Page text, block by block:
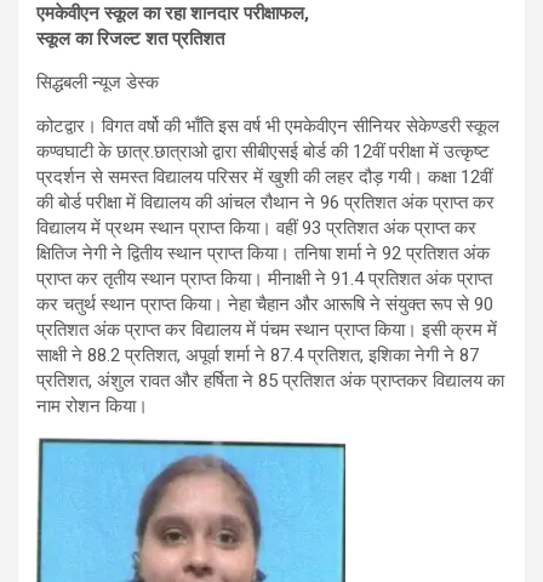
एमकेवीएन स्कूल का रहा शानदार परीक्षाफल,
स्कूल का रिजल्ट शत प्रतिशत
सिद्धबली न्यूज डेस्क
कोटद्वार। विगत वर्षो की भाँति इस वर्ष भी एमकेवीएन सीनियर सेकेण्डरी स्कूल
कण्वघाटी के छात्र.छात्राओ द्वारा सीबीएसई बोर्ड की 12वीं परीक्षा में उत्कृष्ट
प्रदर्शन से समस्त विद्यालय परिसर में खुशी की लहर दौड़ गयी। कक्षा 12वीं
की बोर्ड परीक्षा में विद्यालय की आंचल रौथान ने 96 प्रतिशत अंक प्राप्त कर
विद्यालय में प्रथम स्थान प्राप्त किया। वहीं 93 प्रतिशत अंक प्राप्त कर
क्षितिज नेगी ने द्वितीय स्थान प्राप्त किया। तनिषा शर्मा ने 92 प्रतिशत अंक
प्राप्त कर तृतीय स्थान प्राप्त किया। मीनाक्षी ने 91.4 प्रतिशत अंक प्राप्त
कर चतुर्थ स्थान प्राप्त किया। नेहा चैहान और आरूषि ने संयुक्त रूप से 90
प्रतिशत अंक प्राप्त कर विद्यालय में पंचम स्थान प्राप्त किया। इसी क्रम में
साक्षी ने 88.2 प्रतिशत, अपूर्वा शर्मा ने 87.4 प्रतिशत, इशिका नेगी ने 87
प्रतिशत, अंशुल रावत और हर्षिता ने 85 प्रतिशत अंक प्राप्तकर विद्यालय का
नाम रोशन किया।